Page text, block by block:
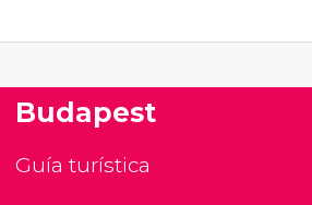
Budapest
Guía turística